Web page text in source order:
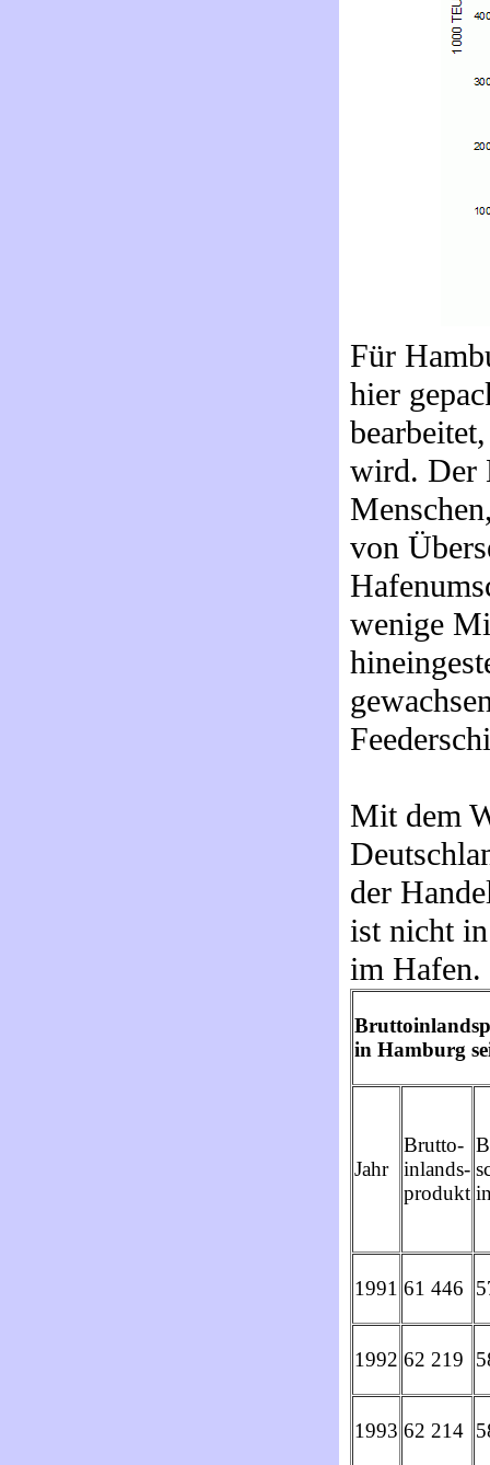
Für
hier
wird. Der
von
wenige
Mit dem
der
ist nicht
im Hafen.
in Hamburg
Jahr
Brutto-
inlands-
produkt
1991 61 446
1992 62 219
1993 62 214